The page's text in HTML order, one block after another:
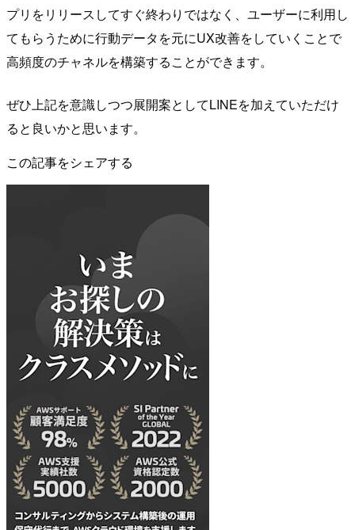
プリをリリースしてすぐ終わりではなく、ユーザーに利用し
てもらうために行動データを元にUX改善をしていくことで
高頻度のチャネルを構築することができます。
ぜひ上記を意識しつつ展開案としてLINEを加えていただけ
ると良いかと思います。
この記事をシェアする